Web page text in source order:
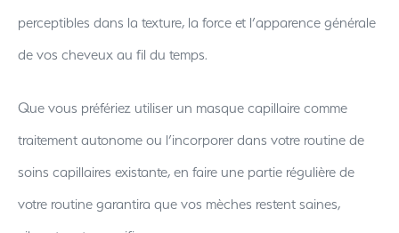
perceptibles dans la texture, la force et l’apparence générale
de vos cheveux au fil du temps.
Que vous préfériez utiliser un masque capillaire comme
traitement autonome ou l’incorporer dans votre routine de
soins capillaires existante, en faire une partie régulière de
votre routine garantira que vos mèches restent saines,